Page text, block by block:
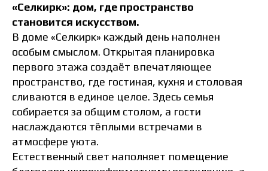
«Селкирк»: дом, где пространство
становится искусством.
В доме «Селкирк» каждый день наполнен
особым смыслом. Открытая планировка
первого этажа создаёт впечатляющее
пространство, где гостиная, кухня и столовая
сливаются в единое целое. Здесь семья
собирается за общим столом, а гости
наслаждаются тёплыми встречами в
атмосфере уюта.
Естественный свет наполняет помещение